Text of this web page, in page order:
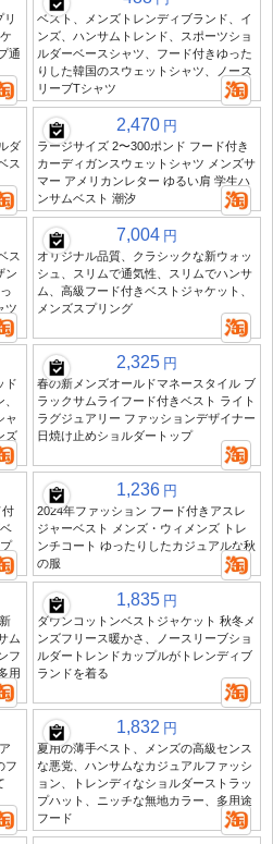
通
ベスト、メンズトレンディブランド、イ
ンズ、ハンサムトレンド、スポーツショ
ルダーベースシャツ、フード付きゆった
りした韓国のスウェットシャツ、ノース
リーブTシャツ
ダ
ス
2,470 円
ラージサイズ 2〜300ポンド フード付き
カーディガンスウェットシャツ メンズサ
マー アメリカンレター ゆるい肩 学生ハ
ンサムベスト 潮汐
ス
ン
ツ
7,004 円
オリジナル品質、クラシックな新ウォッ
シュ、スリムで通気性、スリムでハンサ
ム、高級フード付きベストジャケット、
メンズスプリング
ド
ャ
ズ
2,325 円
春の新メンズオールドマネースタイル ブ
ラックサムライフード付きベスト ライト
ラグジュアリー ファッションデザイナー
日焼け止めショルダートップ
付
1,236 円
2024年ファッション フード付きアスレ
ジャーベスト メンズ・ウィメンズ トレ
ンチコート ゆったりしたカジュアルな秋
の服
ム
フ
用
1,835 円
ダウンコットンベストジャケット 秋冬メ
ンズフリース暖かさ、ノースリーブショ
ルダートレンドカップルがトレンディブ
ランドを着る
フ
1,832 円
夏用の薄手ベスト、メンズの高級センス
な悪党、ハンサムなカジュアルファッシ
ョン、トレンディなショルダーストラッ
プハット、ニッチな無地カラー、多用途
フード